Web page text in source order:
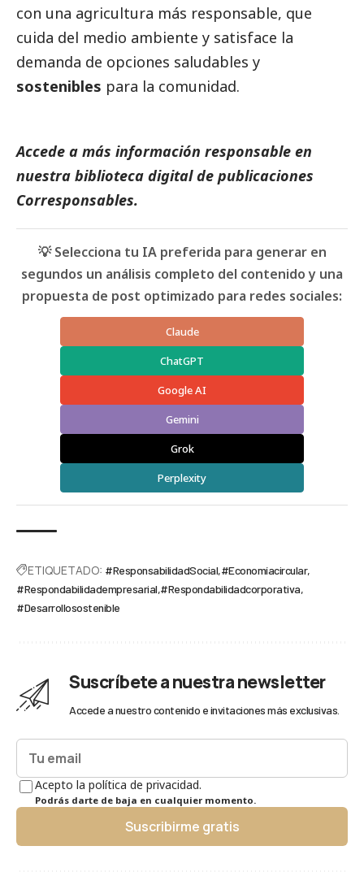
con una agricultura más responsable, que
cuida del medio ambiente y satisface la
demanda de opciones saludables y
sostenibles para la comunidad.
Accede a más información responsable en
nuestra biblioteca digital de publicaciones
Corresponsables.
💡 Selecciona tu IA preferida para generar en
segundos un análisis completo del contenido y una
propuesta de post optimizado para redes sociales:
Claude
ChatGPT
Google AI
Gemini
Grok
Perplexity
ETIQUETADO: #ResponsabilidadSocial #Economíacircular
#Respondabilidadempresarial #Respondabilidadcorporativa
#Desarrollosostenible
Suscríbete a nuestra newsletter
Accede a nuestro contenido e invitaciones más exclusivas.
Acepto la política de privacidad.
Podrás darte de baja en cualquier momento.
Suscribirme gratis